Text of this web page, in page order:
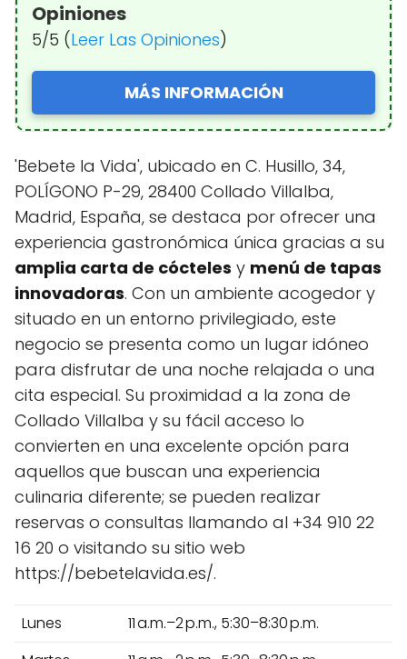
Opiniones
5/5 (Leer Las Opiniones)
MÁS INFORMACIÓN
'Bebete la Vida', ubicado en C. Husillo, 34,
POLÍGONO P-29, 28400 Collado Villalba,
Madrid, España, se destaca por ofrecer una
experiencia gastronómica única gracias a su
amplia carta de cócteles y menú de tapas
innovadoras. Con un ambiente acogedor y
situado en un entorno privilegiado, este
negocio se presenta como un lugar idóneo
para disfrutar de una noche relajada o una
cita especial. Su proximidad a la zona de
Collado Villalba y su fácil acceso lo
convierten en una excelente opción para
aquellos que buscan una experiencia
culinaria diferente; se pueden realizar
reservas o consultas llamando al +34 910 22
16 20 o visitando su sitio web
https://bebetelavida.es/.
Lunes
11 a.m.–2 p.m., 5:30–8:30 p.m.